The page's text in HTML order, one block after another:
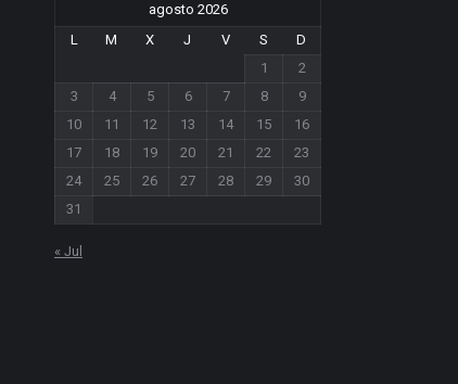
agosto 2026
L
M X J V S
D
1
2
3
4 5 6 7 8
9
10
11 12 13 14 15
16
17
18 19 20 21 22
23
24
25 26 27 28 29
30
31
« Jul